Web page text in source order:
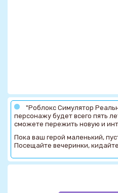
"Роблокс Симулятор
персонажу будет всего пять
сможете пережить новую и
Пока ваш герой маленький,
Посещайте вечеринки,